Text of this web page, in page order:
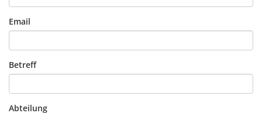
Email
Betreff
Abteilung